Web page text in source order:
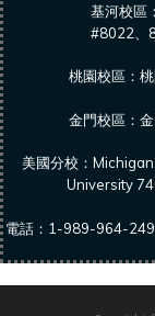
基河校區
#8022、
桃園校區：
金門校區：
美國分校：
University
電話：1-989-964-